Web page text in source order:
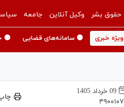
حقوق بشر وکیل آنلاین جامعه
خبری 🟡 سامانه‌های قضایی 🟡
09 خرداد 1405
۴۹۰۰۱۰۷